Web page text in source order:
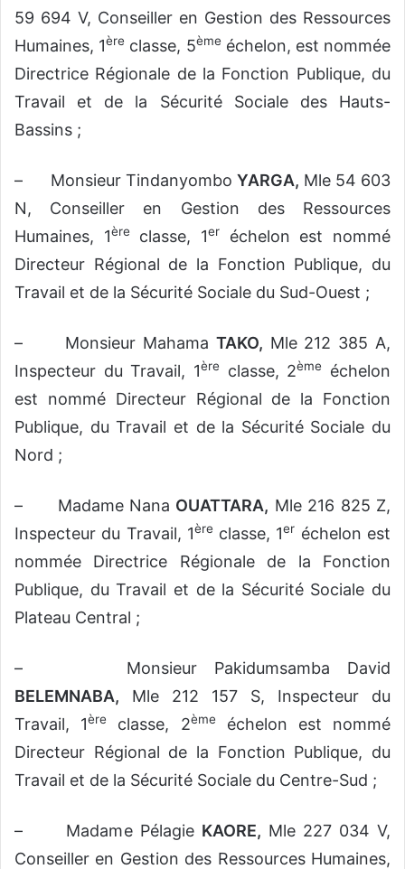
59 694 V, Conseiller en Gestion des Ressources
Humaines, 1ère classe, 5ème échelon, est nommée
Directrice Régionale de la Fonction Publique, du
Travail et de la Sécurité Sociale des Hauts-
Bassins ;
– Monsieur Tindanyombo YARGA, Mle 54 603
N, Conseiller en Gestion des Ressources
Humaines, 1ère classe, 1er
échelon est nommé
Directeur Régional de la Fonction Publique, du
Travail et de la Sécurité Sociale du Sud-Ouest ;
– Monsieur Mahama TAKO, Mle 212 385 A,
Inspecteur du Travail, 1ère classe, 2ème
échelon
est nommé Directeur Régional de la Fonction
Publique, du Travail et de la Sécurité Sociale du
Nord ;
– Madame Nana OUATTARA, Mle 216 825 Z,
Inspecteur du Travail, 1ère classe, 1er échelon est
nommée Directrice Régionale de la Fonction
Publique, du Travail et de la Sécurité Sociale du
Plateau Central ;
– Monsieur Pakidumsamba David
BELEMNABA, Mle 212 157 S, Inspecteur du
Travail, 1ère classe, 2ème
échelon est nommé
Directeur Régional de la Fonction Publique, du
Travail et de la Sécurité Sociale du Centre-Sud ;
– Madame Pélagie KAORE, Mle 227 034 V,
Conseiller en Gestion des Ressources Humaines,